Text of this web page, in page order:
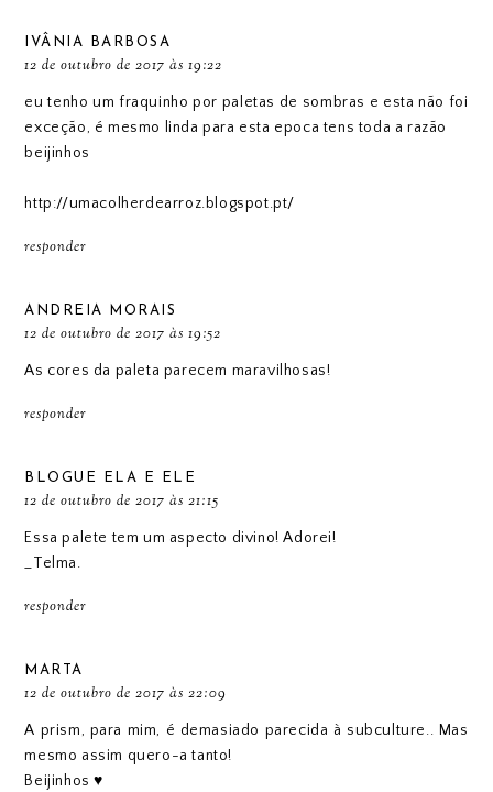
IVÂNIA BARBOSA
12 de outubro de 2017 às 19:22
eu tenho um fraquinho por paletas de sombras e esta não foi
exceção, é mesmo linda para esta epoca tens toda a razão
beijinhos
http://umacolherdearroz.blogspot.pt/
responder
ANDREIA MORAIS
12 de outubro de 2017 às 19:52
As cores da paleta parecem maravilhosas!
responder
BLOGUE ELA E ELE
12 de outubro de 2017 às 21:15
Essa palete tem um aspecto divino! Adorei!
_Telma.
responder
MARTA
12 de outubro de 2017 às 22:09
A prism, para mim, é demasiado parecida à subculture.. Mas
mesmo assim quero-a tanto!
Beijinhos ♥